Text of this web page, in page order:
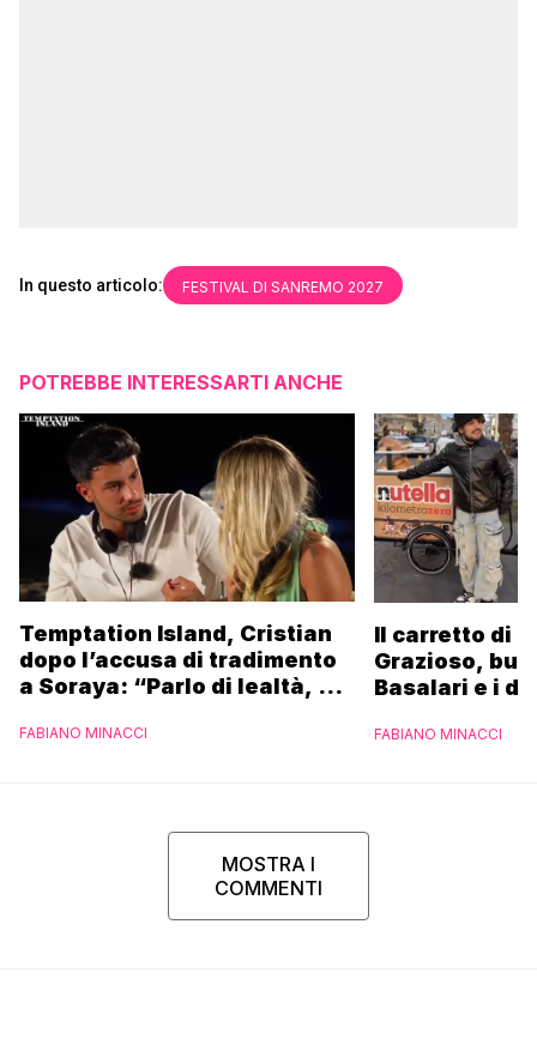
In questo articolo: FESTIVAL DI SANREMO 2027
POTREBBE INTERESSARTI ANCHE
Temptation Island, Cristian
dopo l’accusa di tradimento
a Soraya: “Parlo di lealtà, ma
FABIANO MINACCI
Il carretto di
Grazioso,
Basalari e i
Ferrero”
FABIANO MINACCI
MOSTRA I
COMMENTI